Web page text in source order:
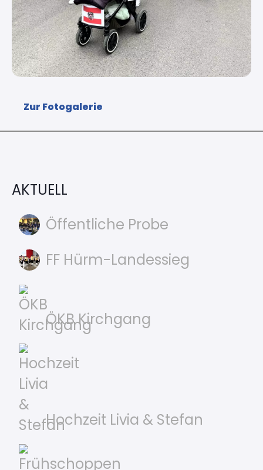
Zur Fotogalerie
AKTUELL
Öffentliche Probe
FF Hürm-Landessieg
ÖKB Kirchgang
Hochzeit Livia & Stefan